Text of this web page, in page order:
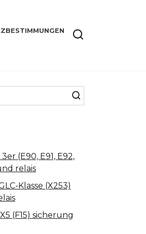
(E90, E91, E92,
relais
Klasse (X253)
(F15) sicherung